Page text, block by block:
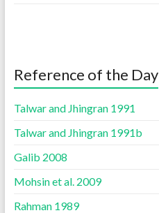
Reference of the Day
Talwar and Jhingran 1991
Talwar and Jhingran 1991b
Galib 2008
Mohsin et al. 2009
Rahman 1989